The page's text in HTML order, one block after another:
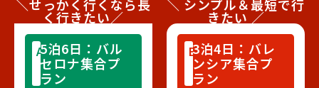
＼せっかく行くなら長
く行きたい／
A5泊6日：バル
セロナ集合プ
ラン
＼ シンプル＆最短で行
きたい ／
B3泊4日：バレ
ンシア集合プ
ラン